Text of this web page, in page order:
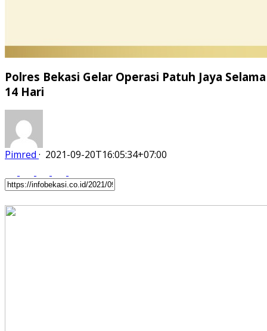
Polres Bekasi Gelar Operasi Patuh Jaya Selama
14 Hari
Pimred · 2021-09-20T16:05:34+07:00